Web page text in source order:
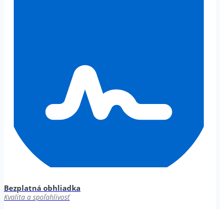
Bezplatná obhliadka
Kvalita a spoľahlivosť